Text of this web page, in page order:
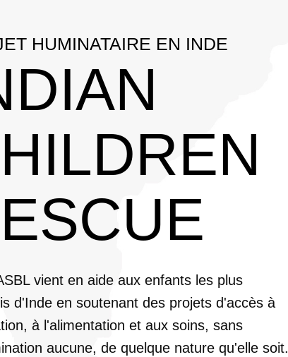
HUMINATAIRE EN INDE
vient en aide aux enfants les plus
d'Inde en soutenant des projets d'accès à
à l'alimentation et aux soins, sans
aucune, de quelque nature qu'elle soit.